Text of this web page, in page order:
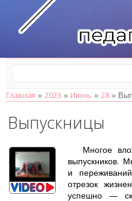
Главная » 2023 » Июнь » 28 »
Выпускницы
Многое
выпускников.
и
отрезок
успешно —